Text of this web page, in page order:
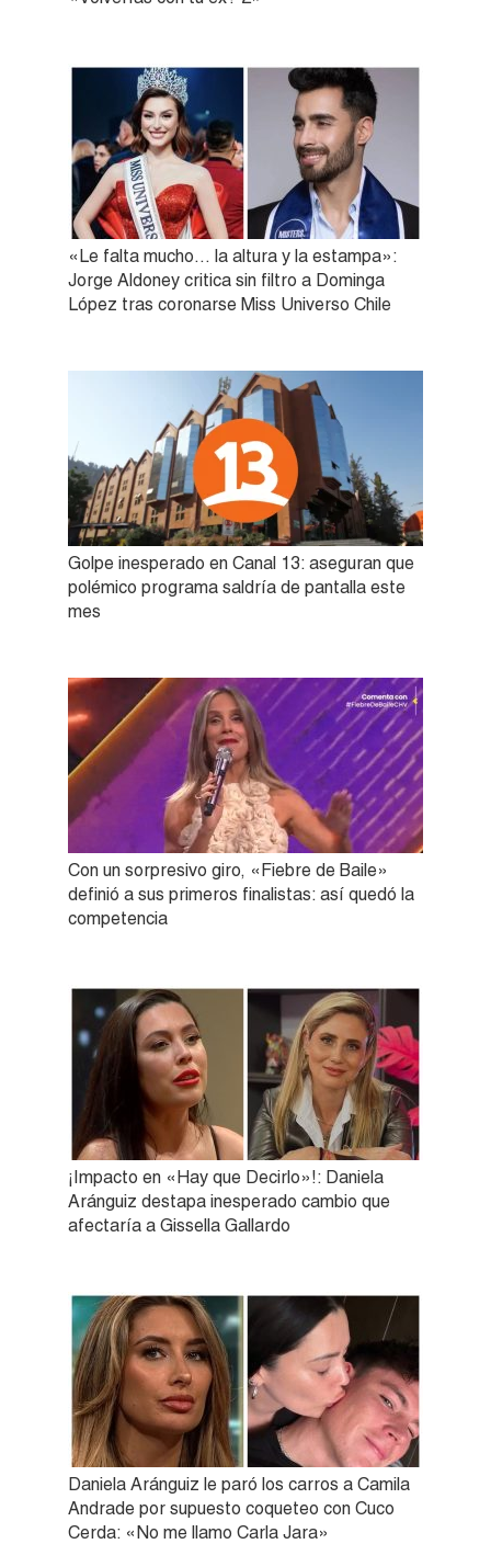
«Le falta mucho… la altura y la estampa»:
Jorge Aldoney critica sin filtro a Dominga
López tras coronarse Miss Universo Chile
Golpe inesperado en Canal 13: aseguran que
polémico programa saldría de pantalla este
mes
Con un sorpresivo giro, «Fiebre de Baile»
definió a sus primeros finalistas: así quedó la
competencia
¡Impacto en «Hay que Decirlo»!: Daniela
Aránguiz destapa inesperado cambio que
afectaría a Gissella Gallardo
Daniela Aránguiz le paró los carros a Camila
Andrade por supuesto coqueteo con Cuco
Cerda: «No me llamo Carla Jara»